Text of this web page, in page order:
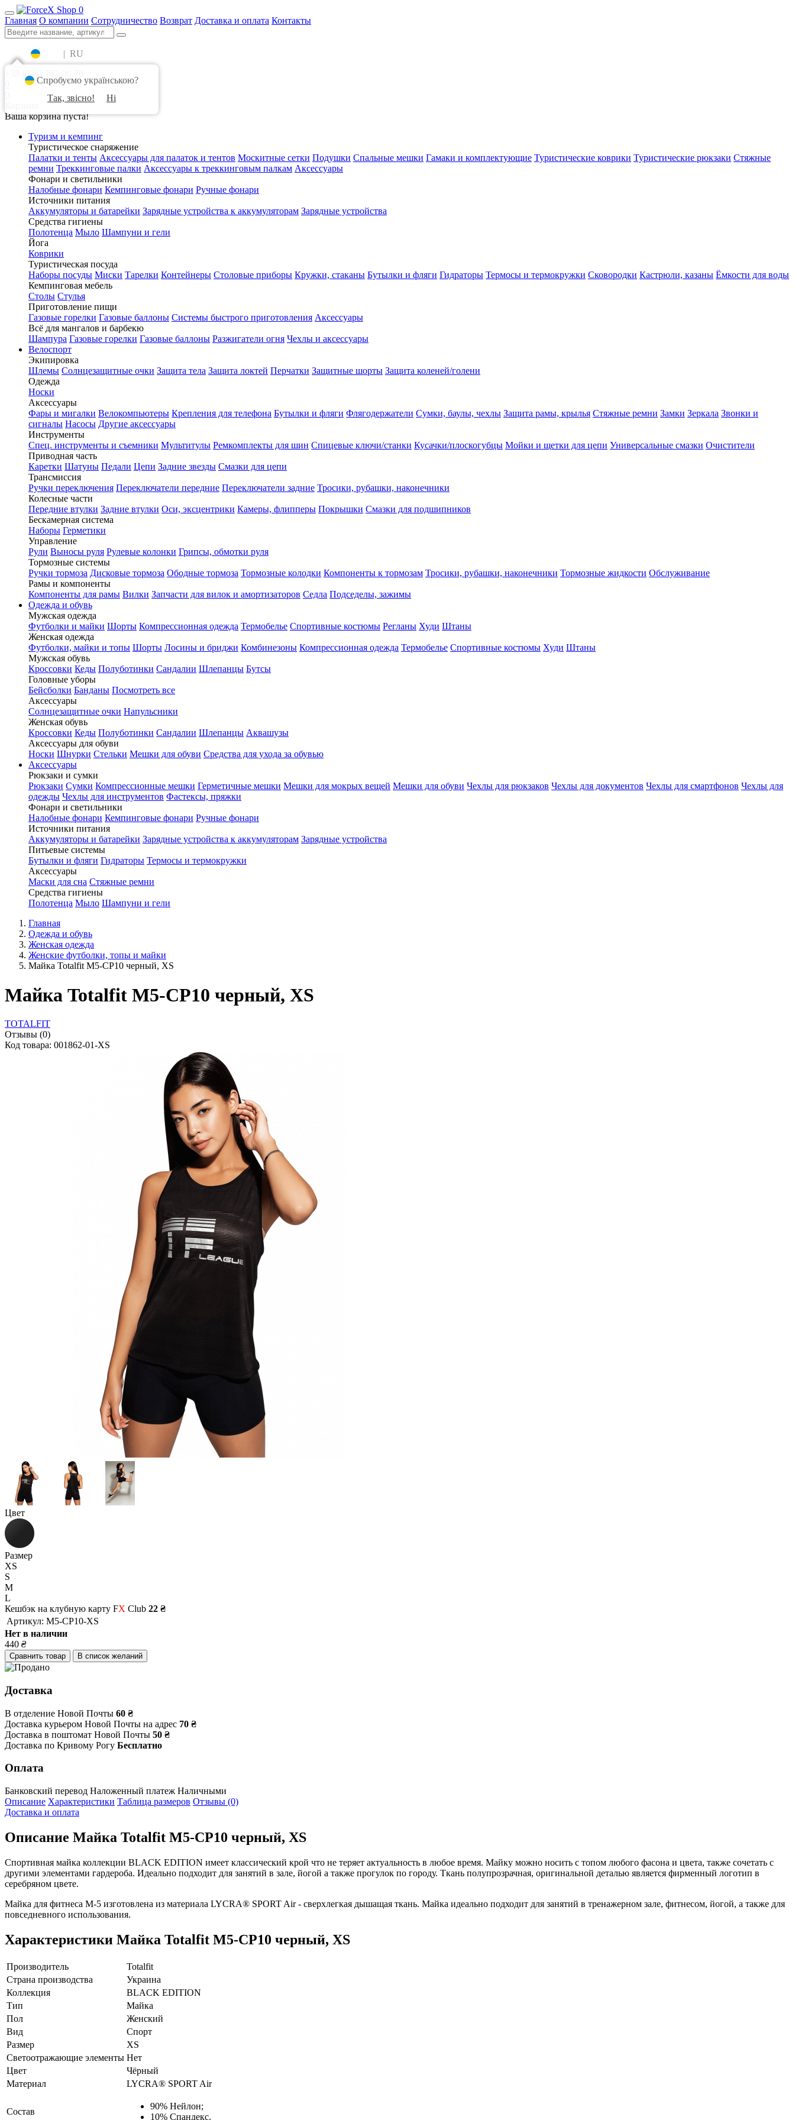
0
Главная О компании Сотрудничество Возврат Доставка и оплата Контакты
| RU
+38 (096) 282-00-70
Ваша корзина пуста!
Туризм и кемпинг
Туристическое снаряжение
Палатки и тенты Аксессуары для палаток и тентов Москитные сетки Подушки Спальные мешки Гамаки и комплектующие Туристические коврики Туристические рюкзаки Стяжные
ремни Треккинговые палки Аксессуары к треккинговым палкам Аксессуары
Фонари и светильники
Налобные фонари Кемпинговые фонари Ручные фонари
Источники питания
Аккумуляторы и батарейки Зарядные устройства к аккумуляторам Зарядные устройства
Средства гигиены
Полотенца Мыло Шампуни и гели
Йога
Коврики
Туристическая посуда
Наборы посуды Миски Тарелки Контейнеры Столовые приборы Кружки, стаканы Бутылки и фляги Гидраторы Термосы и термокружки Сковородки Кастрюли, казаны Ёмкости для воды
Кемпинговая мебель
Столы Стулья
Приготовление пищи
Газовые горелки Газовые баллоны Системы быстрого приготовления Аксессуары
Всё для мангалов и барбекю
Шампура Газовые горелки Газовые баллоны Разжигатели огня Чехлы и аксессуары
Велоспорт
Экипировка
Шлемы Солнцезащитные очки Защита тела Защита локтей Перчатки Защитные шорты Защита коленей/голени
Одежда
Носки
Аксессуары
Фары и мигалки Велокомпьютеры Крепления для телефона Бутылки и фляги Флягодержатели Сумки, баулы, чехлы Защита рамы, крылья Стяжные ремни Замки Зеркала Звонки и
сигналы Насосы Другие аксессуары
Инструменты
Спец. инструменты и съемники Мультитулы Ремкомплекты для шин Спицевые ключи/станки Кусачки/плоскогубцы Мойки и щетки для цепи Универсальные смазки Очистители
Приводная часть
Каретки Шатуны Педали Цепи Задние звезды Смазки для цепи
Трансмиссия
Ручки переключения Переключатели передние Переключатели задние Тросики, рубашки, наконечники
Колесные части
Передние втулки Задние втулки Оси, эксцентрики Камеры, флипперы Покрышки Смазки для подшипников
Бескамерная система
Наборы Герметики
Управление
Рули Выносы руля Рулевые колонки Грипсы, обмотки руля
Тормозные системы
Ручки тормоза Дисковые тормоза Ободные тормоза Тормозные колодки Компоненты к тормозам Тросики, рубашки, наконечники Тормозные жидкости Обслуживание
Рамы и компоненты
Компоненты для рамы Вилки Запчасти для вилок и амортизаторов Седла Подседелы, зажимы
Одежда и обувь
Мужская одежда
Футболки и майки Шорты Компрессионная одежда Термобелье Спортивные костюмы Регланы Худи Штаны
Женская одежда
Футболки, майки и топы Шорты Лосины и бриджи Комбинезоны Компрессионная одежда Термобелье Спортивные костюмы Худи Штаны
Мужская обувь
Кроссовки Кеды Полуботинки Сандалии Шлепанцы Бутсы
Головные уборы
Бейсболки Банданы Посмотреть все
Аксессуары
Солнцезащитные очки Напульсники
Женская обувь
Кроссовки Кеды Полуботинки Сандалии Шлепанцы Аквашузы
Аксессуары для обуви
Носки Шнурки Стельки Мешки для обуви Средства для ухода за обувью
Аксессуары
Рюкзаки и сумки
Рюкзаки Сумки Компрессионные мешки Герметичные мешки Мешки для мокрых вещей Мешки для обуви Чехлы для рюкзаков Чехлы для документов Чехлы для смартфонов Чехлы для
одежды Чехлы для инструментов Фастексы, пряжки
Фонари и светильники
Налобные фонари Кемпинговые фонари Ручные фонари
Источники питания
Аккумуляторы и батарейки Зарядные устройства к аккумуляторам Зарядные устройства
Питьевые системы
Бутылки и фляги Гидраторы Термосы и термокружки
Аксессуары
Маски для сна Стяжные ремни
Средства гигиены
Полотенца Мыло Шампуни и гели
Главная
Одежда и обувь
Женская одежда
Женские футболки, топы и майки
Майка Totalfit M5-CP10 черный, XS
Майка Totalfit M5-CP10 черный, XS
TOTALFIT
Отзывы (0)
Код товара: 001862-01-XS
Цвет
Размер
XS
S
M
L
Кешбэк на клубную карту FX Club 22 ₴
Артикул: M5-CP10-XS
Нет в наличии
440 ₴
Сравнить товар В список желаний
Доставка
В отделение Новой Почты 60 ₴
Доставка курьером Новой Почты на адрес 70 ₴
Доставка в поштомат Новой Почты 50 ₴
Доставка по Кривому Рогу Бесплатно
Оплата
Банковский перевод Наложенный платеж Наличными
Описание Характеристики Таблица размеров Отзывы (0)
Доставка и оплата
Описание Майка Totalfit M5-CP10 черный, XS
Спортивная майка коллекции BLACK EDITION имеет классический крой что не теряет актуальность в любое время. Майку можно носить с топом любого фасона и цвета, также сочетать с
другими элементами гардероба. Идеально подходит для занятий в зале, йогой а также прогулок по городу. Ткань полупрозрачная, оригинальной деталью является фирменный логотип в
серебряном цвете.
Майка для фитнеса M-5 изготовлена из материала LYCRA® SPORT Air - сверхлегкая дышащая ткань. Майка идеально подходит для занятий в тренажерном зале, фитнесом, йогой, а также для
повседневного использования.
Характеристики Майка Totalfit M5-CP10 черный, XS
Производитель
Totalfit
Страна производства
Украина
Коллекция
BLACK EDITION
Тип
Майка
Пол
Женский
Вид
Спорт
Размер
XS
Светоотражающие элементы Нет
Цвет
Чёрный
Материал
LYCRA® SPORT Air
Состав
90% Нейлон;
10% Спандекс.
Спробуємо українською?
Так, звісно!
Ні